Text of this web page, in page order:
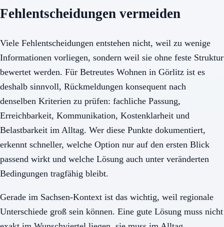
Fehlentscheidungen vermeiden
Viele Fehlentscheidungen entstehen nicht, weil zu wenige
Informationen vorliegen, sondern weil sie ohne feste Struktur
bewertet werden. Für Betreutes Wohnen in Görlitz ist es
deshalb sinnvoll, Rückmeldungen konsequent nach
denselben Kriterien zu prüfen: fachliche Passung,
Erreichbarkeit, Kommunikation, Kostenklarheit und
Belastbarkeit im Alltag. Wer diese Punkte dokumentiert,
erkennt schneller, welche Option nur auf den ersten Blick
passend wirkt und welche Lösung auch unter veränderten
Bedingungen tragfähig bleibt.
Gerade im Sachsen-Kontext ist das wichtig, weil regionale
Unterschiede groß sein können. Eine gute Lösung muss nicht